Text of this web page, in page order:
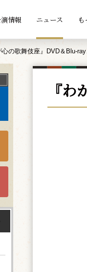
情報 ニュース
心の歌舞伎座』DVD＆Blu-
『